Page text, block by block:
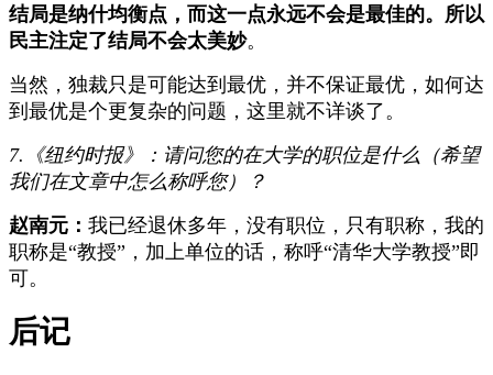
结局是纳什均衡点，而这一点永远不会是最佳的。所以
民主注定了结局不会太美妙。
当然，独裁只是可能达到最优，并不保证最优，如何达
到最优是个更复杂的问题，这里就不详谈了。
7.《纽约时报》：请问您的在大学的职位是什么（希望
我们在文章中怎么称呼您）？
赵南元： 我已经退休多年，没有职位，只有职称，我的
职称是“教授”，加上单位的话，称呼“清华大学教授”即
可。
后记